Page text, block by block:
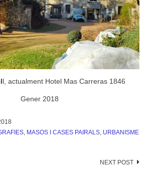
l, actualment Hotel Mas Carreras 1846
Gener 2018
, MASOS I CASES PAIRALS, URBANISME
NEXT POST